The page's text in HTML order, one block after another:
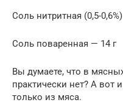
Соль нитритная (0,5-
Соль поваренная — 14 г
Вы думаете, что в
практически нет? А вот
только из мяса.